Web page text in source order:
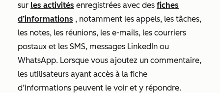
sur les activités enregistrées avec des fiches
d’informations , notamment les appels, les tâches,
les notes, les réunions, les e-mails, les courriers
postaux et les SMS, messages LinkedIn ou
WhatsApp. Lorsque vous ajoutez un commentaire,
les utilisateurs ayant accès à la fiche
d’informations peuvent le voir et y répondre.